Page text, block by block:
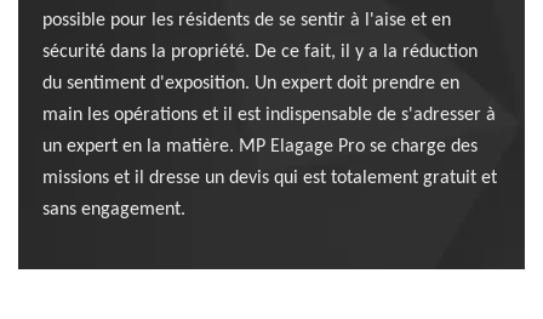
possible pour les résidents de se sentir à l'aise et en
sécurité dans la propriété. De ce fait, il y a la réduction
du sentiment d'exposition. Un expert doit prendre en
main les opérations et il est indispensable de s'adresser à
un expert en la matière. MP Elagage Pro se charge des
missions et il dresse un devis qui est totalement gratuit et
sans engagement.